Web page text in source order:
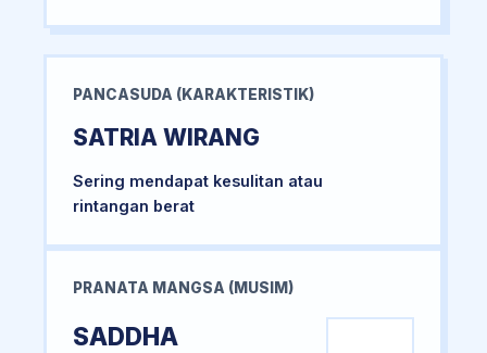
PANCASUDA (KARAKTERISTIK)
SATRIA WIRANG
Sering mendapat kesulitan atau
rintangan berat
PRANATA MANGSA (MUSIM)
SADDHA